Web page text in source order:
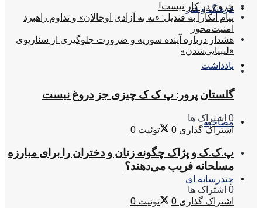
فرهنگ و هنر
یادداشت
مصاحبه
چندرسانه ای
خروج در کار نیست!
پیام آنکارا به قندیل: «نه به آزادی اوجالان» و تداوم راهبرد
امنیت‌محور
هشدار درباره آینده سوریه و ضرورت جلوگیری از سناریوی
«لیبیایی‌شدن»
گلستان پرور: پ ک ک چیزی جز دروغ نیست
0 اشتراک ها
اشتراک گذاری 0 توئیت 0
پ.ک.ک و پژاک چگونه زنان و دختران را برای مبارزه
مسلحانه فریب می‌دهند؟
0 اشتراک ها
اشتراک گذاری 0 توئیت 0